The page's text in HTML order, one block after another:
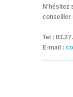
N'hésitez
conseiller
Tel :
E-mail :